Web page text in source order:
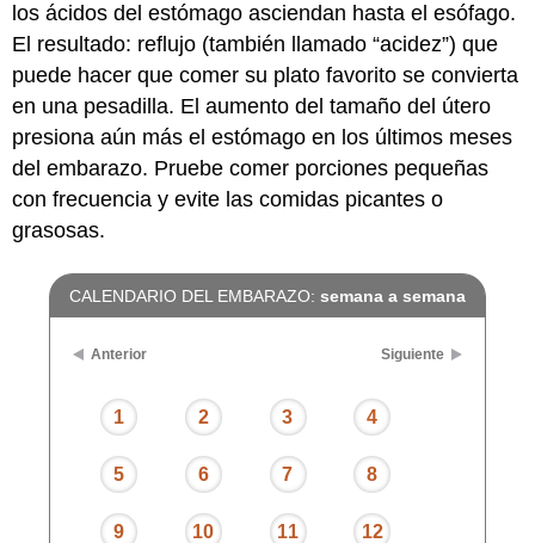
los ácidos del estómago asciendan hasta el esófago.
El resultado: reflujo (también llamado “acidez”) que
puede hacer que comer su plato favorito se convierta
en una pesadilla. El aumento del tamaño del útero
presiona aún más el estómago en los últimos meses
del embarazo. Pruebe comer porciones pequeñas
con frecuencia y evite las comidas picantes o
grasosas.
CALENDARIO DEL EMBARAZO: semana a semana
Anterior Siguiente
1 2 3 4
5 6 7 8
9 10 11 12